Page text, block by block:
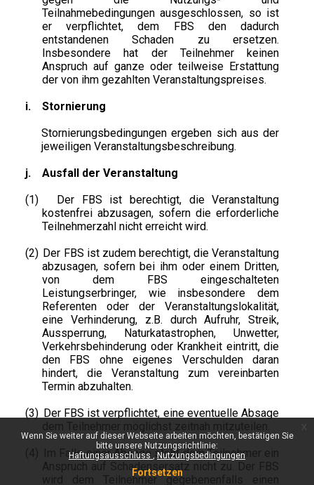
Wenn Sie weiter auf dieser Webseite arbeiten möchten, bestätigen Sie
bitte unsere Nutzungsrichtlinie:
Haftungsausschluss
Nutzungsbedingungen
Fortsetzen
Teilnahmebedingungen ausgeschlossen, so ist
er verpflichtet, dem FBS den dadurch
entstandenen Schaden zu ersetzen.
Insbesondere hat der Teilnehmer keinen
Anspruch auf ganze oder teilweise Erstattung
der von ihm gezahlten Veranstaltungspreises.
i.
Stornierung
Stornierungsbedingungen ergeben sich aus der
jeweiligen Veranstaltungsbeschreibung.
j.
Ausfall der Veranstaltung
(1)
Der FBS ist berechtigt, die Veranstaltung
kostenfrei abzusagen, sofern die erforderliche
Teilnehmerzahl nicht erreicht wird.
(2) Der FBS ist zudem berechtigt, die Veranstaltung
abzusagen, sofern bei ihm oder einem Dritten,
von dem FBS eingeschalteten
Leistungserbringer, wie insbesondere dem
Referenten oder der Veranstaltungslokalität,
eine Verhinderung, z.B. durch Aufruhr, Streik,
Aussperrung, Naturkatastrophen, Unwetter,
Verkehrsbehinderung oder Krankheit eintritt, die
den FBS ohne eigenes Verschulden daran
hindert, die Veranstaltung zum vereinbarten
Termin abzuhalten.
(3) Der FBS ist verpflichtet, eine eventuelle Absage
dem Teilnehmer möglichst zeitnah mitzuteilen.
(4) Im Falle einer Absage steht dem Teilnehmer ein
Anspruch auf Schadensersatz nicht zu. Der FBS
wird dem Teilnehmer gegebenenfalls einen